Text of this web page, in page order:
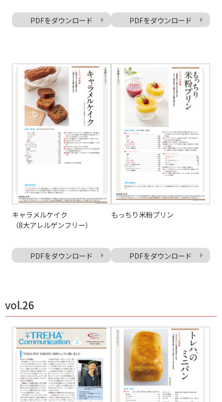
PDFをダウンロード PDFをダウンロード
キャラメルケイク
（8大アレルゲンフリー）
PDFをダウンロード
もっちり米粉プリン
PDFをダウンロード
vol.26